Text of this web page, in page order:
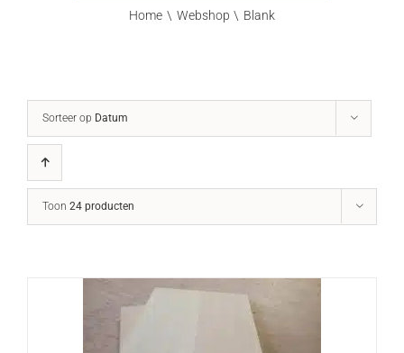
Home Webshop Blank
Sorteer op Datum
Toon 24 producten